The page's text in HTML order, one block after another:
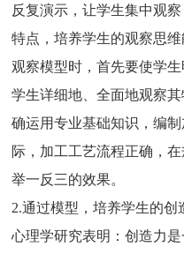
反复演示，让学生集中观
特点，培养学生的观察思维
观察模型时，首先要使学
学生详细地、全面地观察
确运用专业基础知识，编
际，加工工艺流程正确，
举一反三的效果。
2.通过模型，培养学生的创
心理学研究表明：创造力